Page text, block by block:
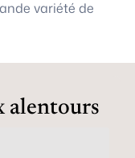
variété de
alentours